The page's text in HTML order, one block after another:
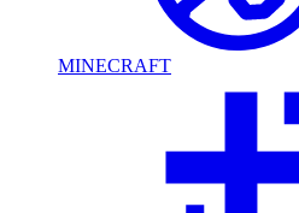
MINECRAFT